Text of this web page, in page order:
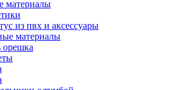
материалы
из пвх и аксессуары
материалы
орешка